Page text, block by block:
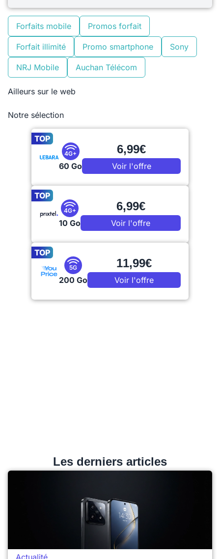
Forfaits mobile Promos forfait
Forfait illimité Promo smartphone Sony
NRJ Mobile Auchan Télécom
Ailleurs sur le web
Notre sélection
TOP
4G+
60 Go
6,99€
Voir l'offre
TOP
4G+
10 Go
6,99€
Voir l'offre
TOP
5G
200 Go
11,99€
Voir l'offre
Les derniers articles